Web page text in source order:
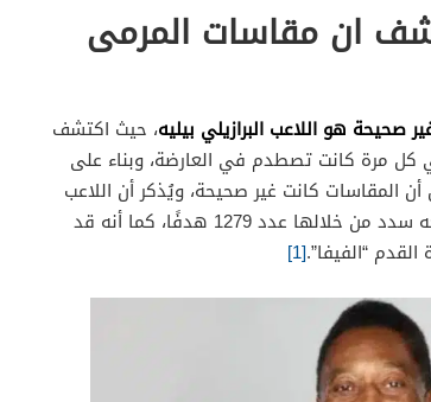
ان مقاسات المرمى
هو اللاعب البرازيلي بيليه، حيث اكتشف
كل مرة كانت تصطدم في العارضة، وبناء على
المقاسات كانت غير صحيحة، ويُذكر أن اللاعب
بيليه قد لعب نحو عدد 1363 مباراة في تاريخه سدد من خلالها عدد 1279 هدفًا، كما أنه قد
“الفيفا”.[1]